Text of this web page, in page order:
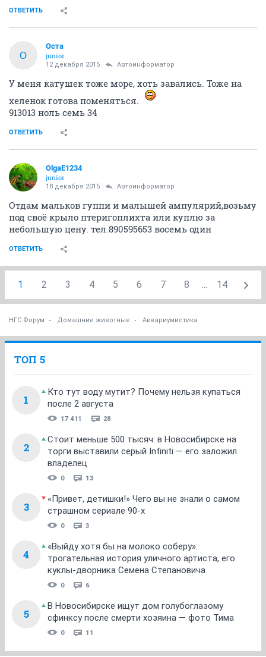
ОТВЕТИТЬ
О
Оста
junior
12 декабря 2015 Автоинформатор
У меня катушек тоже море, хоть завались. Тоже на
хеленок готова поменяться.
913013 ноль семь 34
ОТВЕТИТЬ
OlgaE1234
junior
18 декабря 2015 Автоинформатор
Отдам мальков гуппи и малышей ампулярий,возьму
под своё крыло птеригоплихта или куплю за
небольшую цену. тел.890595653 восемь один
ОТВЕТИТЬ
1 2 3 4 5 6 7 8 14
НГС.Форум Домашние животные Аквариумистика
ТОП 5
1
Кто тут воду мутит? Почему нельзя купаться
после 2 августа
17 411 28
2
Стоит меньше 500 тысяч: в Новосибирске на
торги выставили серый Infiniti — его заложил
владелец
0 13
3
«Привет, детишки!» Чего вы не знали о самом
страшном сериале 90-х
0 3
4
«Выйду хотя бы на молоко соберу»:
трогательная история уличного артиста, его
куклы-дворника Семена Степановича
0 6
5
В Новосибирске ищут дом голубоглазому
сфинксу после смерти хозяина — фото Тима
0 11